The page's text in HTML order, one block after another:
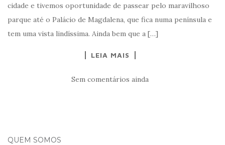
cidade e tivemos oportunidade de passear pelo maravilhoso
parque até o Palácio de Magdalena, que fica numa península e
tem uma vista lindíssima. Ainda bem que a […]
LEIA MAIS
Sem comentários ainda
QUEM SOMOS